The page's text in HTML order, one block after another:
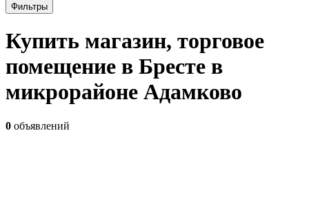
Фильтры
Купить магазин, торговое
помещение в Бресте в
микрорайоне Адамково
0 объявлений